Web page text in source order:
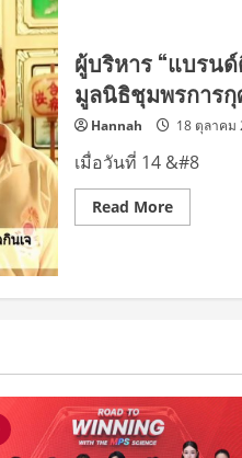
ผู้บริหาร “แบรน
มูลนิธิชุมพรการกุ
Hannah 18 ตุลาคม
เมื่อวันที่ 14 &#8
Read MoreRead
more
ดี
ภาพ
บุญ
ประเพณี
ถือศีล
กิน